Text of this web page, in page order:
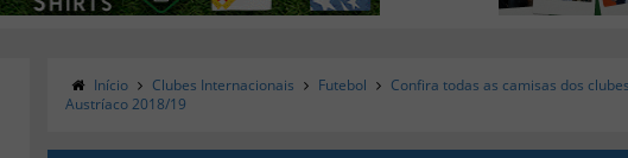
Início Clubes Internacionais Futebol
Confira todas as camisas dos
Austríaco 2018/19